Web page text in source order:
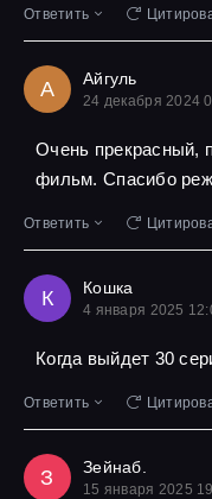
Ответить
А Айгуль
24 декабря 2024
Очень прекрасный,
фильм. Спасибо
Ответить
К Кошка
4 января 2025
Когда выйдет 30
Ответить
З Зейнаб.
15 января 2025